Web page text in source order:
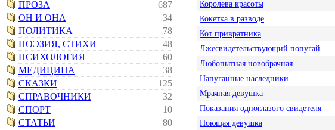
ПРОЗА
687
ОН И ОНА
34
ПОЛИТИКА
78
ПОЭЗИЯ, СТИХИ
48
ПСИХОЛОГИЯ
60
МЕДИЦИНА
38
СКАЗКИ
125
СПРАВОЧНИКИ
32
СПОРТ
10
СТАТЬИ
80
Королева красоты
Кокетка в разводе
Кот привратника
Лжесвидетельствующий попугай
Любопытная новобрачная
Напуганные наследники
Мрачная девушка
Показания одноглазого свидетеля
Поющая девушка